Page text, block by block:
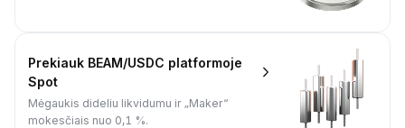
Prekiauk BEAM/USDC platformoje
Spot
Mėgaukis dideliu likvidumu ir „Maker“
mokesčiais nuo 0,1 %.